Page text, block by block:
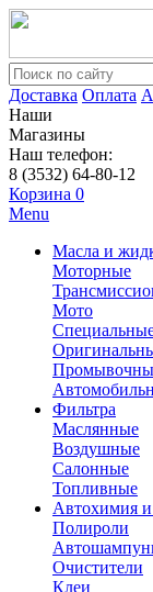
Доставка Оплата
Наши
Магазины
Наш телефон:
8 (3532) 64-80-12
Корзина 0
Menu
Масла и
Моторные
Мото
Фильтра
Маслянные
Воздушные
Салонные
Топливные
Автохимия
Полироли
Очистители
Клеи